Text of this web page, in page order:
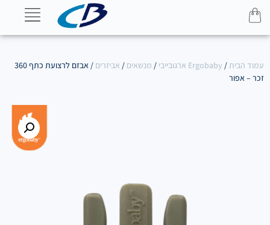
עמוד הבית/ Ergobaby ארגובייבי / מנשאים / אביזרים
/ אבזם לרצועת כתף 360
זכר – אפור